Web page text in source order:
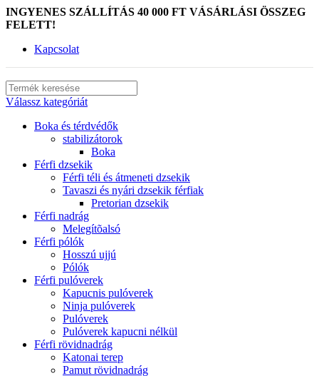
INGYENES SZÁLLÍTÁS 40 000 FT VÁSÁRLÁSI ÖSSZEG
FELETT!
Kapcsolat
Válassz kategóriát
Boka és térdvédők
stabilizátorok
Boka
Férfi dzsekik
Férfi téli és átmeneti dzsekik
Tavaszi és nyári dzsekik férfiak
Pretorian dzsekik
Férfi nadrág
Melegítõalsó
Férfi pólók
Hosszú ujjú
Pólók
Férfi pulóverek
Kapucnis pulóverek
Ninja pulóverek
Pulóverek
Pulóverek kapucni nélkül
Férfi rövidnadrág
Katonai terep
Pamut rövidnadrág